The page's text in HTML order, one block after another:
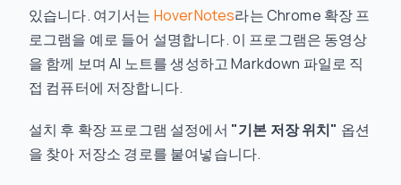
있습니다. 여기서는 HoverNotes라는 Chrome 확장 프
로그램을 예로 들어 설명합니다. 이 프로그램은 동영상
을 함께 보며 AI 노트를 생성하고 Markdown 파일로 직
접 컴퓨터에 저장합니다.
설치 후 확장 프로그램 설정에서 "기본 저장 위치" 옵션
을 찾아 저장소 경로를 붙여넣습니다.